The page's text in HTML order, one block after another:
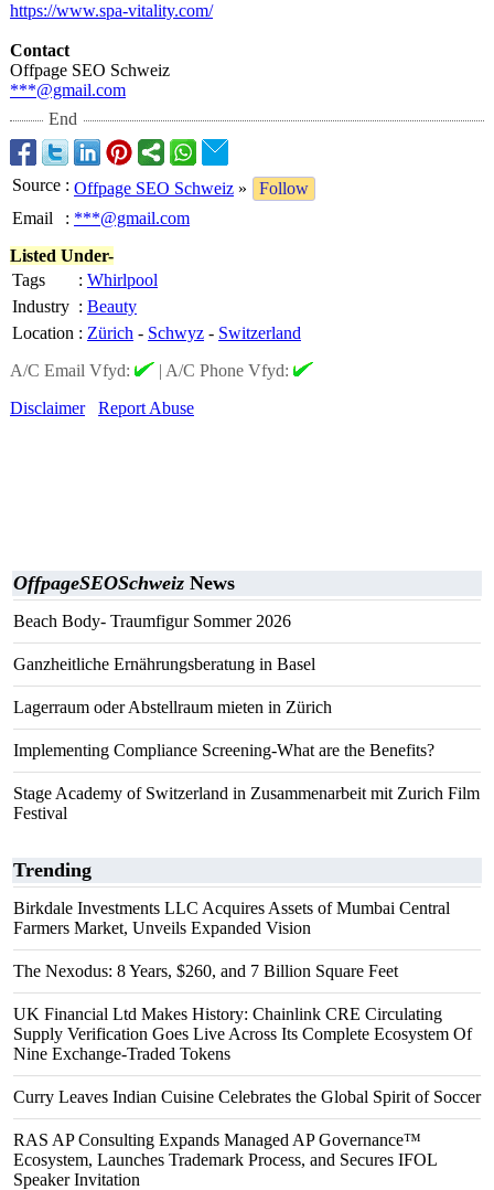
https://www.spa-vitality.com/
Contact
Offpage SEO Schweiz
***@gmail.com
End
Source : Offpage SEO Schweiz »
Follow
Email
: ***@gmail.com
Listed Under-
Tags
: Whirlpool
Industry : Beauty
Location : Zürich - Schwyz - Switzerland
A/C Email Vfyd:
| A/C Phone Vfyd:
Disclaimer
Report Abuse
OffpageSEOSchweiz News
Beach Body- Traumfigur Sommer 2026
Ganzheitliche Ernährungsberatung in Basel
Lagerraum oder Abstellraum mieten in Zürich
Implementing Compliance Screening-What are the Benefits?
Stage Academy of Switzerland in Zusammenarbeit mit Zurich Film
Festival
Trending
Birkdale Investments LLC Acquires Assets of Mumbai Central
Farmers Market, Unveils Expanded Vision
The Nexodus: 8 Years, $260, and 7 Billion Square Feet
UK Financial Ltd Makes History: Chainlink CRE Circulating
Supply Verification Goes Live Across Its Complete Ecosystem Of
Nine Exchange-Traded Tokens
Curry Leaves Indian Cuisine Celebrates the Global Spirit of Soccer
RAS AP Consulting Expands Managed AP Governance™
Ecosystem, Launches Trademark Process, and Secures IFOL
Speaker Invitation